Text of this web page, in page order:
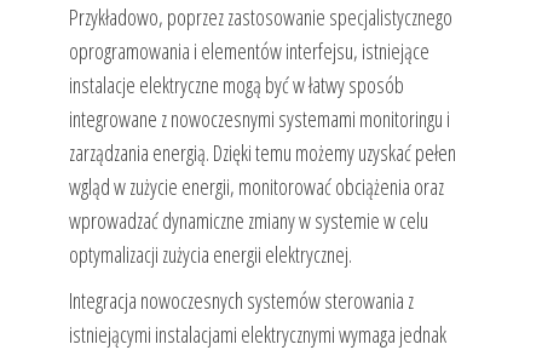
Przykładowo, poprzez zastosowanie specjalistycznego
oprogramowania i elementów interfejsu, istniejące
instalacje elektryczne mogą być w łatwy sposób
integrowane z nowoczesnymi systemami monitoringu i
zarządzania energią. Dzięki temu możemy uzyskać pełen
wgląd w zużycie energii, monitorować obciążenia oraz
wprowadzać dynamiczne zmiany w systemie w celu
optymalizacji zużycia energii elektrycznej.
Integracja nowoczesnych systemów sterowania z
istniejącymi instalacjami elektrycznymi wymaga jednak